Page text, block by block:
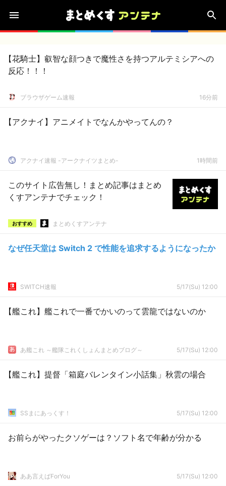
【花騎士】叡智な顔つきで魔性さを持つアルテミシアへの
反応！！！
ブラウザゲーム速報 16分前
【アクナイ】アニメイトでなんかやってんの？
アクナイ速報 -アークナイツまとめ- 1時間前
このサイト広告無し！まとめ記事はまとめ
くすアンテナでチェック！
おすすめ まとめくすアンテナ
なぜ任天堂は Switch 2 で性能を追求するようになったか
SWITCH速報 5/17(Su) 12:00
【艦これ】艦これで一番でかいのって雲龍ではないのか
あ艦これ ～艦隊これくしょんまとめブログ～ 5/17(Su) 12:00
【艦これ】提督「箱庭バレンタイン小話集」秋雲の場合
SSまにあっくす！ 5/17(Su) 12:00
お前らがやったクソゲーは？ソフト名で年齢が分かる
ああ言えばForYou 5/17(Su) 12:00